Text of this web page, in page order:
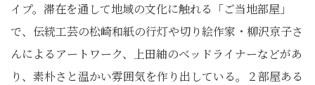
イプ。滞在を通して地域の文化に触れる「ご当地部屋」
で、伝統工芸の松崎和紙の行灯や切り絵作家・柳沢京子さ
んによるアートワーク、上田紬のベッドライナーなどがあ
り、素朴さと温かい雰囲気を作り出している。２部屋ある